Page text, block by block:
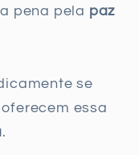
pena pela paz
se
essa
.